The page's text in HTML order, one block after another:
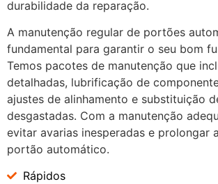
durabilidade da reparação.
A manutenção regular de portões
fundamental para garantir o seu bom
Temos pacotes de manutenção que
detalhadas, lubrificação de
ajustes de alinhamento e substituição
desgastadas. Com a manutenção
evitar avarias inesperadas e prolongar
portão automático.
Rápidos